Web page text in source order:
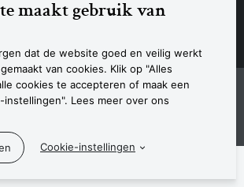
maakt gebruik van
dat de website goed en veilig werkt
van cookies. Klik op "Alles
cookies te accepteren of maak een
instellingen". Lees meer over ons
Cookie-instellingen
CookieverklaringAlgemene voorwaardenDisclaimer
Contact